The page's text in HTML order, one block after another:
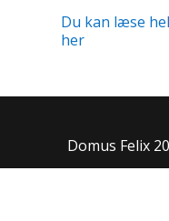
Du kan læse
her
Domus Felix